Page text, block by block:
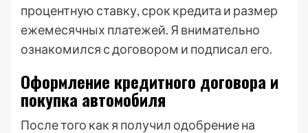
процентную ставку, срок кредита и размер
ежемесячных платежей. Я внимательно
ознакомился с договором и подписал его.
Оформление кредитного договора и
покупка автомобиля
После того как я получил одобрение на